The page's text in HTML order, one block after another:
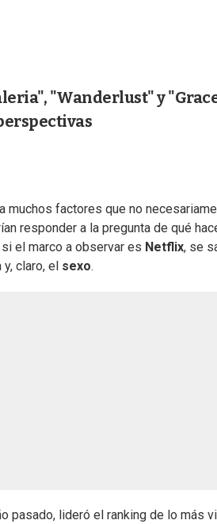
"Wanderlust" y
factores que no
responder a la pregunta de qué
el marco a observar es Netflix, se
claro, el sexo.
pasado, lideró el ranking de lo más